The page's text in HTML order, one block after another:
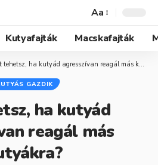
Aa
Kutyafajták Macskafajták
tehetsz, ha kutyád agresszívan reagál más kutyákra?
GAZDIK
ha kutyád
reagál más